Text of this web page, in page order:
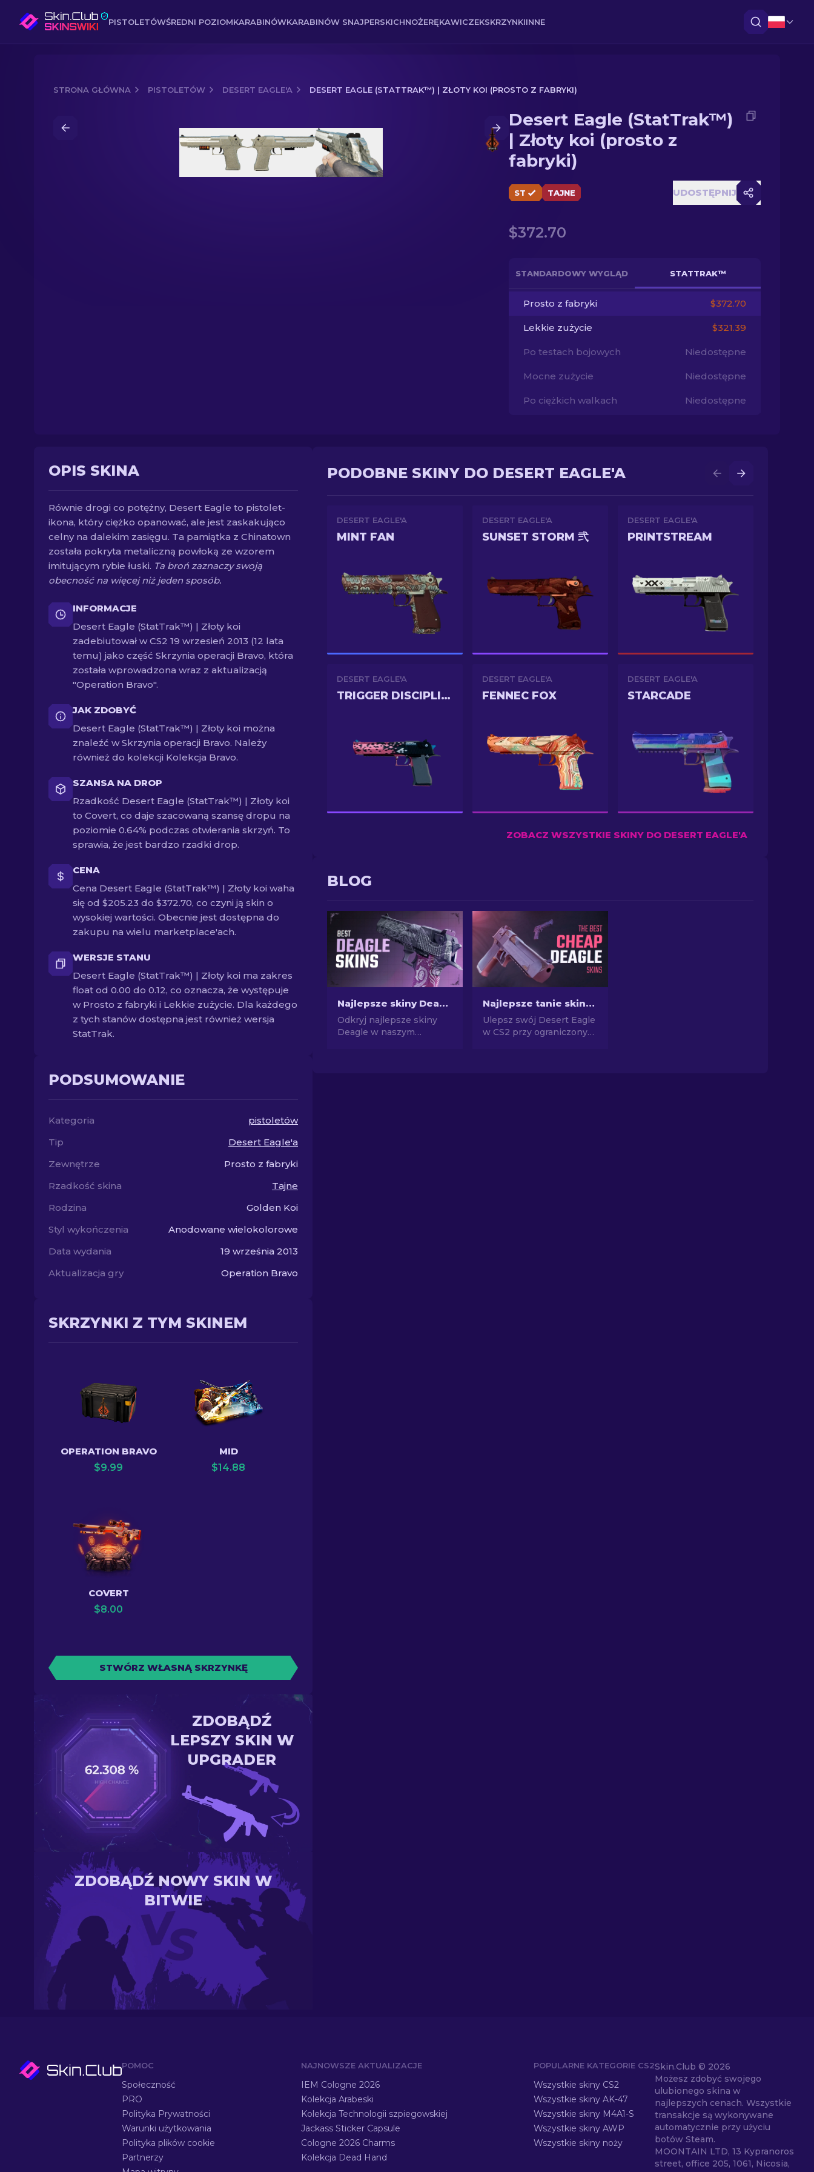
PISTOLETÓWŚREDNI POZIOMKARABINÓWKARABINÓW SNAJPERSKICHNOŻERĘKAWICZEKSKRZYNKIINNE
STRONA GŁÓWNA PISTOLETÓW DESERT EAGLE'A DESERT EAGLE (STATTRAK™) | ZŁOTY KOI (PROSTO Z FABRYKI)
Desert Eagle (StatTrak™) | Złoty koi (prosto z fabryki)
Desert Eagle (StatTrak™)
| Złoty koi (prosto z
fabryki)
ST TAJNE UDOSTĘPNIJ
$372.70
STANDARDOWY WYGLĄD STATTRAK™
Prosto z fabryki $372.70
Lekkie zużycie $321.39
Po testach bojowych Niedostępne
Mocne zużycie Niedostępne
Po ciężkich walkach Niedostępne
OPIS SKINA
Równie drogi co potężny, Desert Eagle to pistolet-
ikona, który ciężko opanować, ale jest zaskakująco
celny na dalekim zasięgu. Ta pamiątka z Chinatown
została pokryta metaliczną powłoką ze wzorem
imitującym rybie łuski. Ta broń zaznaczy swoją
obecność na więcej niż jeden sposób.
INFORMACJE
Desert Eagle (StatTrak™) | Złoty koi
zadebiutował w CS2 19 wrzesień 2013 (12 lata
temu) jako część Skrzynia operacji Bravo, która
została wprowadzona wraz z aktualizacją
"Operation Bravo".
JAK ZDOBYĆ
Desert Eagle (StatTrak™) | Złoty koi można
znaleźć w Skrzynia operacji Bravo. Należy
również do kolekcji Kolekcja Bravo.
SZANSA NA DROP
Rzadkość Desert Eagle (StatTrak™) | Złoty koi
to Covert, co daje szacowaną szansę dropu na
poziomie 0.64% podczas otwierania skrzyń. To
sprawia, że jest bardzo rzadki drop.
CENA
Cena Desert Eagle (StatTrak™) | Złoty koi waha
się od $205.23 do $372.70, co czyni ją skin o
wysokiej wartości. Obecnie jest dostępna do
zakupu na wielu marketplace'ach.
WERSJE STANU
Desert Eagle (StatTrak™) | Złoty koi ma zakres
float od 0.00 do 0.12, co oznacza, że występuje
w Prosto z fabryki i Lekkie zużycie. Dla każdego
z tych stanów dostępna jest również wersja
StatTrak.
PODSUMOWANIE
Kategoria
pistoletów
Tip
Desert Eagle'a
Zewnętrze
Prosto z fabryki
Rzadkość skina
Tajne
Rodzina
Golden Koi
Styl wykończenia
Anodowane wielokolorowe
Data wydania
19 września 2013
Aktualizacja gry
Operation Bravo
SKRZYNKI Z TYM SKINEM
OPERATION BRAVO
$9.99
MID
$14.88
COVERT
$8.00
STWÓRZ WŁASNĄ SKRZYNKĘ
ZDOBĄDŹ
LEPSZY SKIN W
UPGRADER
ZDOBĄDŹ NOWY SKIN W
BITWIE
PODOBNE SKINY DO DESERT EAGLE'A
DESERT EAGLE'A
MINT FAN
DESERT EAGLE'A
SUNSET STORM 弐
DESERT EAGLE'A
PRINTSTREAM
DESERT EAGLE'A
TRIGGER DISCIPLINE
DESERT EAGLE'A
FENNEC FOX
DESERT EAGLE'A
STARCADE
ZOBACZ WSZYSTKIE SKINY DO DESERT EAGLE'A
BLOG
Najlepsze skiny Deagle w CS2 [2026]
Odkryj najlepsze skiny
Deagle w naszym
Najlepsze tanie skiny Desert Eagle w CS2
Ulepsz swój Desert Eagle
w CS2 przy ograniczonym
POMOC
Społeczność
PRO
Polityka Prywatności
Warunki użytkowania
Polityka plików cookie
Partnerzy
NAJNOWSZE AKTUALIZACJE
IEM Cologne 2026
Kolekcja Arabeski
Kolekcja Technologii szpiegowskiej
Jackass Sticker Capsule
Cologne 2026 Charms
Kolekcja Dead Hand
POPULARNE KATEGORIE CS2
Wszystkie skiny CS2
Wszystkie skiny AK-47
Wszystkie skiny M4A1-S
Wszystkie skiny AWP
Wszystkie skiny noży
Skin.Club © 2026
Możesz zdobyć swojego
ulubionego skina w
najlepszych cenach. Wszystkie
transakcje są wykonywane
automatycznie przy użyciu
botów Steam.
MOONTAIN LTD, 13 Kypranoros
street, office 205, 1061, Nicosia,